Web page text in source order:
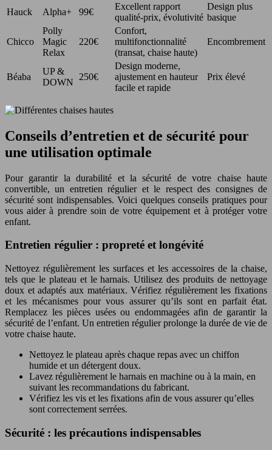
Hauck Alpha+ 99€
Excellent rapport
qualité-prix, évolutivité
Design plus
basique
Chicco
Polly
Magic
Relax
220€
Confort,
multifonctionnalité
(transat, chaise haute)
Encombrement
Béaba
UP &
DOWN
250€
Design moderne,
ajustement en hauteur
facile et rapide
Prix élevé
Conseils d’entretien et de sécurité pour
une utilisation optimale
Pour garantir la durabilité et la sécurité de votre chaise haute
convertible, un entretien régulier et le respect des consignes de
sécurité sont indispensables. Voici quelques conseils pratiques pour
vous aider à prendre soin de votre équipement et à protéger votre
enfant.
Entretien régulier : propreté et longévité
Nettoyez régulièrement les surfaces et les accessoires de la chaise,
tels que le plateau et le harnais. Utilisez des produits de nettoyage
doux et adaptés aux matériaux. Vérifiez régulièrement les fixations
et les mécanismes pour vous assurer qu’ils sont en parfait état.
Remplacez les pièces usées ou endommagées afin de garantir la
sécurité de l’enfant. Un entretien régulier prolonge la durée de vie de
votre chaise haute.
Nettoyez le plateau après chaque repas avec un chiffon
humide et un détergent doux.
Lavez régulièrement le harnais en machine ou à la main, en
suivant les recommandations du fabricant.
Vérifiez les vis et les fixations afin de vous assurer qu’elles
sont correctement serrées.
Sécurité : les précautions indispensables